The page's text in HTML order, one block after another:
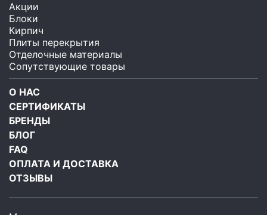
Акции
Блоки
Кирпич
Плиты перекрытия
Отделочные материалы
Сопутствующие товары
О НАС
СЕРТИФИКАТЫ
БРЕНДЫ
БЛОГ
FAQ
ОПЛАТА И ДОСТАВКА
ОТЗЫВЫ